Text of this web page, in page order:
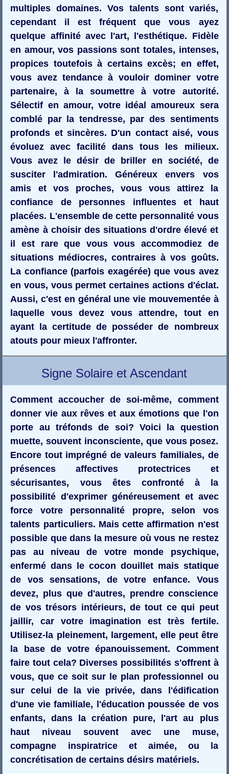
multiples domaines. Vos talents sont variés,
cependant il est fréquent que vous ayez
quelque affinité avec l'art, l'esthétique. Fidèle
en amour, vos passions sont totales, intenses,
propices toutefois à certains excès; en effet,
vous avez tendance à vouloir dominer votre
partenaire, à la soumettre à votre autorité.
Sélectif en amour, votre idéal amoureux sera
comblé par la tendresse, par des sentiments
profonds et sincères. D'un contact aisé, vous
évoluez avec facilité dans tous les milieux.
Vous avez le désir de briller en société, de
susciter l'admiration. Généreux envers vos
amis et vos proches, vous vous attirez la
confiance de personnes influentes et haut
placées. L'ensemble de cette personnalité vous
amène à choisir des situations d'ordre élevé et
il est rare que vous vous accommodiez de
situations médiocres, contraires à vos goûts.
La confiance (parfois exagérée) que vous avez
en vous, vous permet certaines actions d'éclat.
Aussi, c'est en général une vie mouvementée à
laquelle vous devez vous attendre, tout en
ayant la certitude de posséder de nombreux
atouts pour mieux l'affronter.
Signe Solaire et Ascendant
Comment accoucher de soi-même, comment
donner vie aux rêves et aux émotions que l'on
porte au tréfonds de soi? Voici la question
muette, souvent inconsciente, que vous posez.
Encore tout imprégné de valeurs familiales, de
présences affectives protectrices et
sécurisantes, vous êtes confronté à la
possibilité d'exprimer généreusement et avec
force votre personnalité propre, selon vos
talents particuliers. Mais cette affirmation n'est
possible que dans la mesure où vous ne restez
pas au niveau de votre monde psychique,
enfermé dans le cocon douillet mais statique
de vos sensations, de votre enfance. Vous
devez, plus que d'autres, prendre conscience
de vos trésors intérieurs, de tout ce qui peut
jaillir, car votre imagination est très fertile.
Utilisez-la pleinement, largement, elle peut être
la base de votre épanouissement. Comment
faire tout cela? Diverses possibilités s'offrent à
vous, que ce soit sur le plan professionnel ou
sur celui de la vie privée, dans l'édification
d'une vie familiale, l'éducation poussée de vos
enfants, dans la création pure, l'art au plus
haut niveau souvent avec une muse,
compagne inspiratrice et aimée, ou la
concrétisation de certains désirs matériels.